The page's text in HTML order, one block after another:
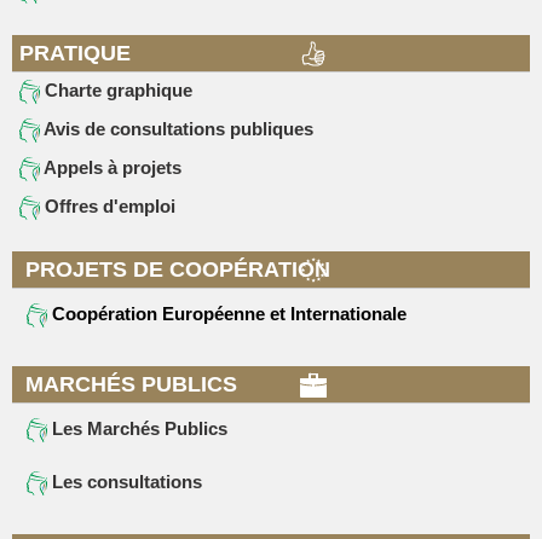
PRATIQUE
Charte graphique
Avis de consultations publiques
Appels à projets
Offres d'emploi
PROJETS DE COOPÉRATION
Coopération Européenne et Internationale
MARCHÉS PUBLICS
Les Marchés Publics
Les consultations